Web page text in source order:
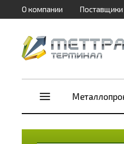
О компании Поставщики